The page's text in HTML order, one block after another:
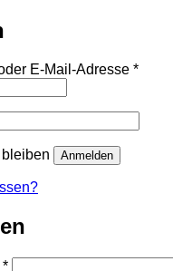
E-Mail-Adresse *
Anmelden
*Erforderlich